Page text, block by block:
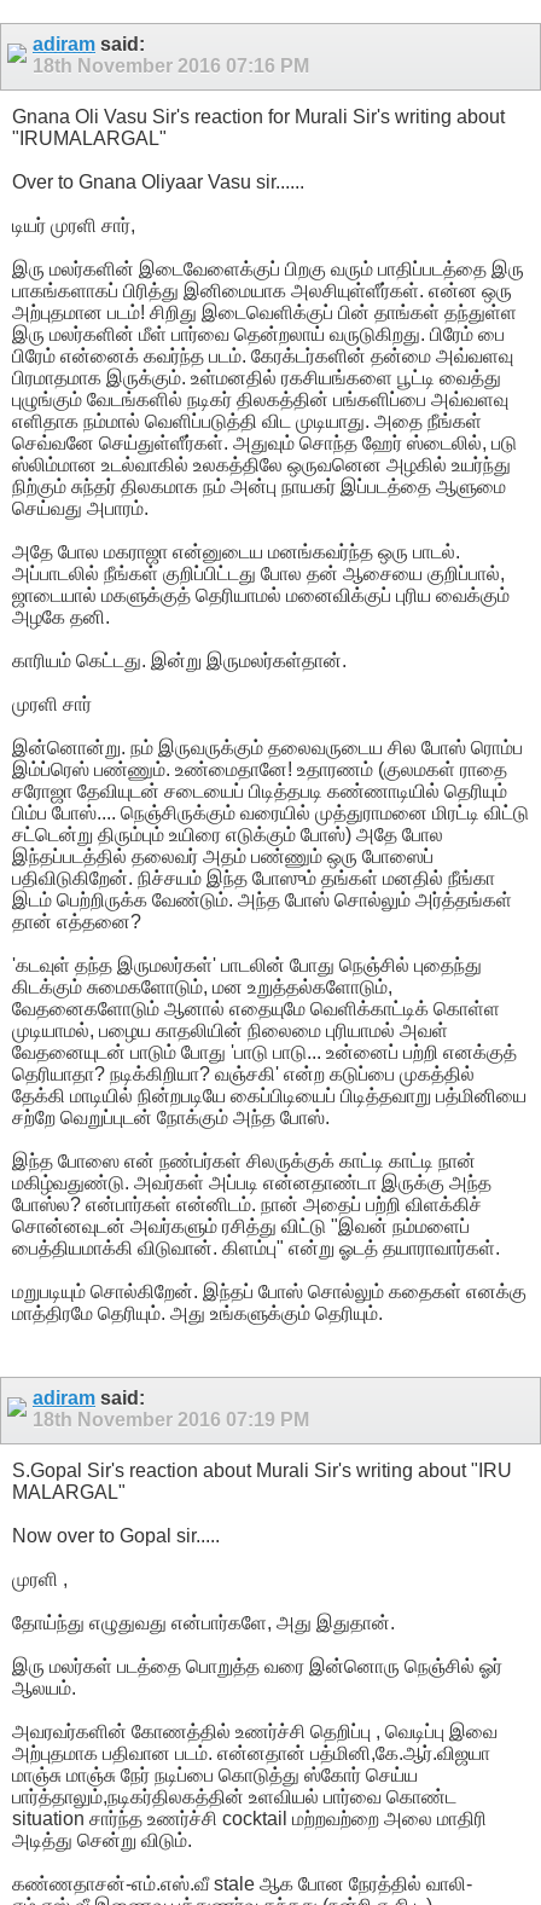
adiram said:
18th November 2016 07:16 PM
Gnana Oli Vasu Sir's reaction for Murali Sir's writing about
"IRUMALARGAL"
Over to Gnana Oliyaar Vasu sir......
டியர் முரளி சார்,
இரு மலர்களின் இடைவேளைக்குப் பிறகு வரும் பாதிப்படத்தை இரு
பாகங்களாகப் பிரித்து இனிமையாக அலசியுள்ளீர்கள். என்ன ஒரு
அற்புதமான படம்! சிறிது இடைவெளிக்குப் பின் தாங்கள் தந்துள்ள
இரு மலர்களின் மீள் பார்வை தென்றலாய் வருடுகிறது. பிரேம் பை
பிரேம் என்னைக் கவர்ந்த படம். கேரக்டர்களின் தன்மை அவ்வளவு
பிரமாதமாக இருக்கும். உள்மனதில் ரகசியங்களை பூட்டி வைத்து
புழுங்கும் வேடங்களில் நடிகர் திலகத்தின் பங்களிப்பை அவ்வளவு
எளிதாக நம்மால் வெளிப்படுத்தி விட முடியாது. அதை நீங்கள்
செவ்வனே செய்துள்ளீர்கள். அதுவும் சொந்த ஹேர் ஸ்டைலில், படு
ஸ்லிம்மான உடல்வாகில் உலகத்திலே ஒருவனென அழகில் உயர்ந்து
நிற்கும் சுந்தர் திலகமாக நம் அன்பு நாயகர் இப்படத்தை ஆளுமை
செய்வது அபாரம்.
அதே போல மகராஜா என்னுடைய மனங்கவர்ந்த ஒரு பாடல்.
அப்பாடலில் நீங்கள் குறிப்பிட்டது போல தன் ஆசையை குறிப்பால்,
ஜாடையால் மகளுக்குத் தெரியாமல் மனைவிக்குப் புரிய வைக்கும்
அழகே தனி.
காரியம் கெட்டது. இன்று இருமலர்கள்தான்.
முரளி சார்
இன்னொன்று. நம் இருவருக்கும் தலைவருடைய சில போஸ் ரொம்ப
இம்ப்ரெஸ் பண்ணும். உண்மைதானே! உதாரணம் (குலமகள் ராதை
சரோஜா தேவியுடன் சடையைப் பிடித்தபடி கண்ணாடியில் தெரியும்
பிம்ப போஸ்.... நெஞ்சிருக்கும் வரையில் முத்துராமனை மிரட்டி விட்டு
சட்டென்று திரும்பும் உயிரை எடுக்கும் போஸ்) அதே போல
இந்தப்படத்தில் தலைவர் அதம் பண்ணும் ஒரு போஸைப்
பதிவிடுகிறேன். நிச்சயம் இந்த போஸும் தங்கள் மனதில் நீங்கா
இடம் பெற்றிருக்க வேண்டும். அந்த போஸ் சொல்லும் அர்த்தங்கள்
தான் எத்தனை?
'கடவுள் தந்த இருமலர்கள்' பாடலின் போது நெஞ்சில் புதைந்து
கிடக்கும் சுமைகளோடும், மன உறுத்தல்களோடும்,
வேதனைகளோடும் ஆனால் எதையுமே வெளிக்காட்டிக் கொள்ள
முடியாமல், பழைய காதலியின் நிலைமை புரியாமல் அவள்
வேதனையுடன் பாடும் போது 'பாடு பாடு... உன்னைப் பற்றி எனக்குத்
தெரியாதா? நடிக்கிறியா? வஞ்சகி' என்ற கடுப்பை முகத்தில்
தேக்கி மாடியில் நின்றபடியே கைப்பிடியைப் பிடித்தவாறு பத்மினியை
சற்றே வெறுப்புடன் நோக்கும் அந்த போஸ்.
இந்த போஸை என் நண்பர்கள் சிலருக்குக் காட்டி காட்டி நான்
மகிழ்வதுண்டு. அவர்கள் அப்படி என்னதாண்டா இருக்கு அந்த
போஸ்ல? என்பார்கள் என்னிடம். நான் அதைப் பற்றி விளக்கிச்
சொன்னவுடன் அவர்களும் ரசித்து விட்டு "இவன் நம்மளைப்
பைத்தியமாக்கி விடுவான். கிளம்பு" என்று ஓடத் தயாராவார்கள்.
மறுபடியும் சொல்கிறேன். இந்தப் போஸ் சொல்லும் கதைகள் எனக்கு
மாத்திரமே தெரியும். அது உங்களுக்கும் தெரியும்.
adiram said:
18th November 2016 07:19 PM
S.Gopal Sir's reaction about Murali Sir's writing about "IRU
MALARGAL"
Now over to Gopal sir.....
முரளி ,
தோய்ந்து எழுதுவது என்பார்களே, அது இதுதான்.
இரு மலர்கள் படத்தை பொறுத்த வரை இன்னொரு நெஞ்சில் ஓர்
ஆலயம்.
அவரவர்களின் கோணத்தில் உணர்ச்சி தெறிப்பு , வெடிப்பு இவை
அற்புதமாக பதிவான படம். என்னதான் பத்மினி,கே.ஆர்.விஜயா
மாஞ்சு மாஞ்சு நேர் நடிப்பை கொடுத்து ஸ்கோர் செய்ய
பார்த்தாலும்,நடிகர்திலகத்தின் உளவியல் பார்வை கொண்ட
situation சார்ந்த உணர்ச்சி cocktail மற்றவற்றை அலை மாதிரி
அடித்து சென்று விடும்.
கண்ணதாசன்-எம்.எஸ்.வீ stale ஆக போன நேரத்தில் வாலி-